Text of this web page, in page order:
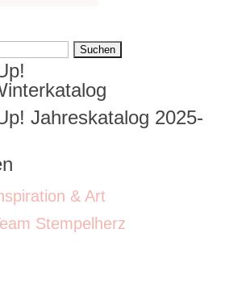
Jahreskatalog 2025-
& Art
Stempelherz